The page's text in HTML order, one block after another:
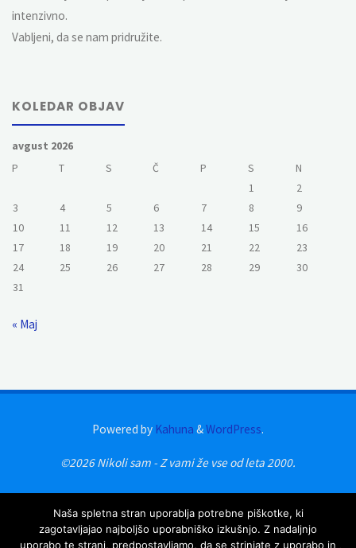
intenzivno.
Vabljeni, da se nam pridružite.
KOLEDAR OBJAV
avgust 2026
P
T S Č P S
N
1
2
3
4 5 6 7 8
9
10
11 12 13 14 15
16
17
18 19 20 21 22
23
24
25 26 27 28 29
30
31
« Maj
Powered by Kahuna &WordPress.
©2026 Nikoli sam - Z vami že vse od leta 2000.
Naša spletna stran uporablja potrebne piškotke, ki
zagotavljajao najboljšo uporabniško izkušnjo. Z nadaljnjo
uporabo te strani, predpostavljamo, da se strinjate z uporabo in